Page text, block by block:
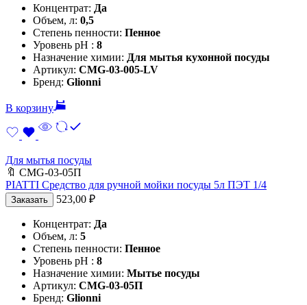
Концентрат: Да
Объем, л: 0,5
Степень пенности: Пенное
Уровень pH : 8
Назначение химии: Для мытья кухонной посуды
Артикул: CMG-03-005-LV
Бренд: Glionni
В корзину
Для мытья посуды
🔖 CMG-03-05П
PIATTI Средство для ручной мойки посуды 5л ПЭТ 1/4
Заказать 523,00 ₽
Концентрат: Да
Объем, л: 5
Степень пенности: Пенное
Уровень pH : 8
Назначение химии: Мытье посуды
Артикул: CMG-03-05П
Бренд: Glionni